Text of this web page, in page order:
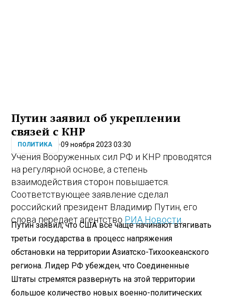
Путин заявил об укреплении
связей с КНР
ПОЛИТИКА 09 ноября 2023 03:30
Учения Вооруженных сил РФ и КНР проводятся
на регулярной основе, а степень
взаимодействия сторон повышается.
Соответствующее заявление сделал
российский президент Владимир Путин, его
слова передает агентство РИА Новости
Путин заявил, что США все чаще начинают втягивать
третьи государства в процесс напряжения
обстановки на территории Азиатско-Тихоокеанского
региона. Лидер РФ убежден, что Соединенные
Штаты стремятся развернуть на этой территории
большое количество новых военно-политических